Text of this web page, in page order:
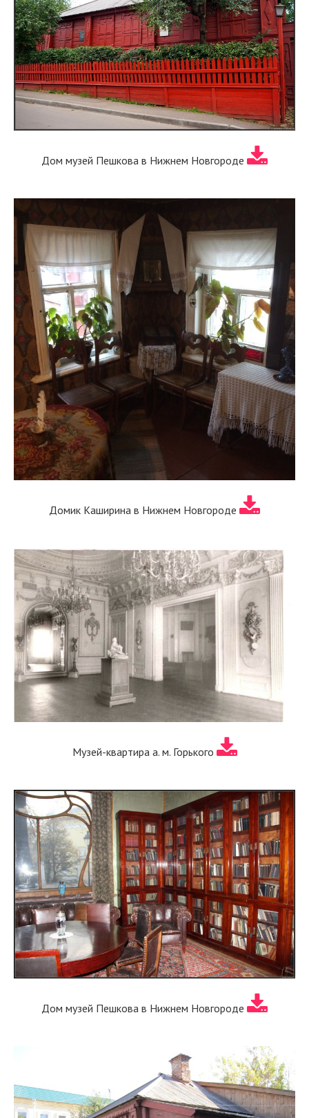
Дом музей Пешкова в Нижнем Новгороде
Домик Каширина в Нижнем Новгороде
Музей-квартира а. м. Горького
Дом музей Пешкова в Нижнем Новгороде